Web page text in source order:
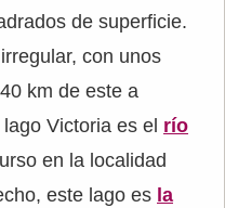
de superficie.
con unos
km de este a
Victoria es el río
en la localidad
este lago es la